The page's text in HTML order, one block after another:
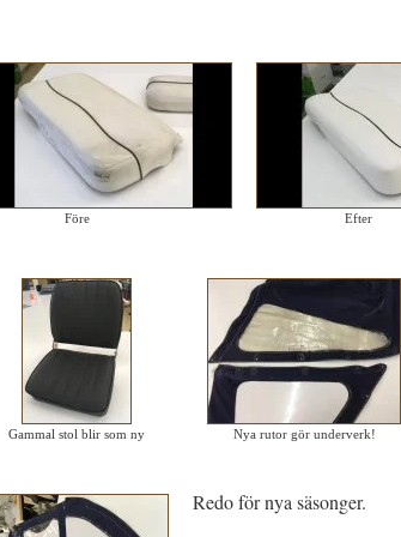
Före Efter
Gammal stol blir som ny Nya rutor gör underverk!
Redo för nya säsonger.